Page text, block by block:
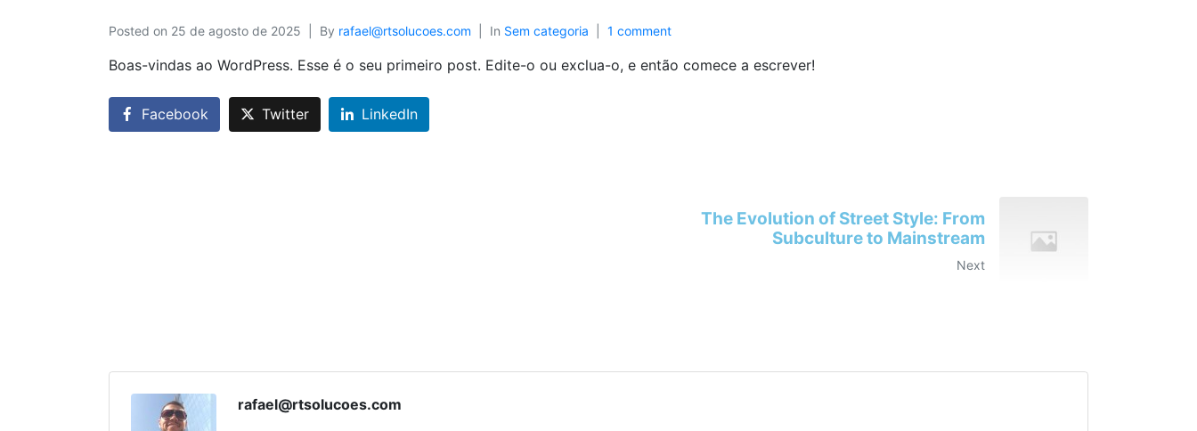
Posted on 25 de agosto de 2025 By rafael@rtsolucoes.com In Sem categoria 1 comment
Boas-vindas ao WordPress. Esse é o seu primeiro post. Edite-o ou exclua-o, e então comece a escrever!
Facebook Twitter LinkedIn
The Evolution of Street Style: From
Subculture to Mainstream
Next
rafael@rtsolucoes.com